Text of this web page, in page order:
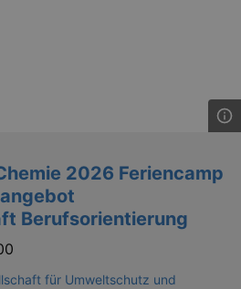
2026 Feriencamp
Berufsorientierung
für Umweltschutz und